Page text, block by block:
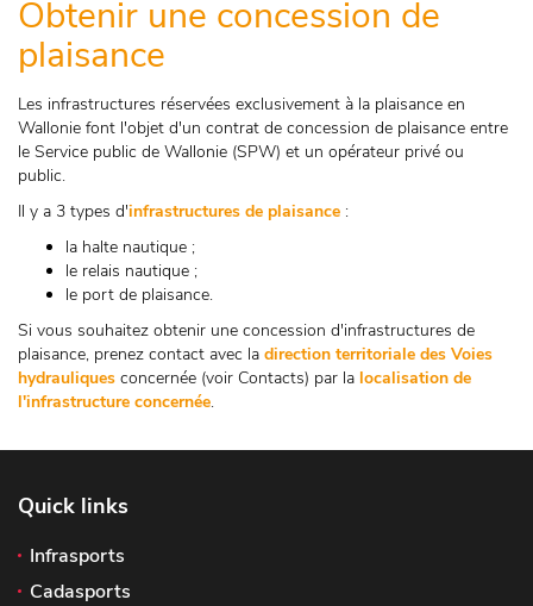
Obtenir une concession de
plaisance
Les infrastructures réservées exclusivement à la plaisance en
Wallonie font l'objet d'un contrat de concession de plaisance entre
le Service public de Wallonie (SPW) et un opérateur privé ou
public.
Il y a 3 types d'infrastructures de plaisance :
la halte nautique ;
le relais nautique ;
le port de plaisance.
Si vous souhaitez obtenir une concession d'infrastructures de
plaisance, prenez contact avec la direction territoriale des Voies
hydrauliques concernée (voir Contacts) par la localisation de
l'infrastructure concernée.
Quick links
Infrasports
Cadasports